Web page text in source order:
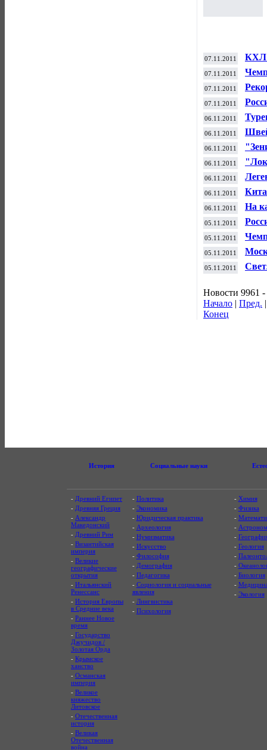
07.11.2011 КХЛ
07.11.2011
07.11.2011
Нью-
07.11.2011
06.11.2011
06.11.2011
06.11.2011
по
06.11.2011
06.11.2011
06.11.2011
весе
06.11.2011
На
05.11.2011
05.11.2011
05.11.2011
05.11.2011
Новости 9961 -
Начало | Пред.
Конец
История Социальные науки
- Древний Египет
- Древняя Греция
- Александр
Македонский
- Древний Рим
- Византийская
империя
- Великие
географические
открытия
- Итальянский
Ренессанс
- История Европы
в Средние века
- Раннее Новое
время
- Государство
Джучидов /
Золотая Орда
- Крымское
ханство
- Османская
империя
- Великое
княжество
Литовское
- Отечественная
история
- Великая
Отечественная
война
- Политика
- Экономика
- Юридическая практика
- Археология
- Нумизматика
- Искусство
- Философия
- Демография
- Педагогика
- Социология и социальные
явления
- Лингвистика
- Психология
- Химия
- Физика
-
-
-
- Геология
-
-
- Биология
-
- Экология